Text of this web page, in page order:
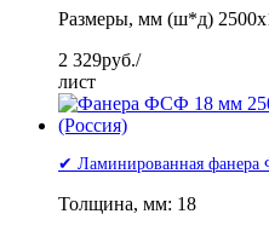
Размеры, мм (ш*д)
2 329руб./
лист
✔ Ламинированная
Толщина, мм: 18